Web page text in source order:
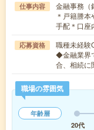
仕事内容
金融事務（
＊戸籍謄
手配＊口座
応募資格
職種未経験
◆金融業界
合、相続に
職場の雰囲気
年齢層
20代